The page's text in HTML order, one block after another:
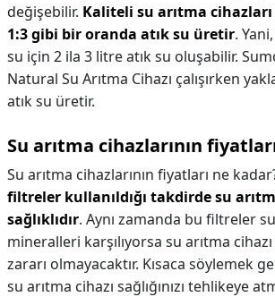
değişebilir. Kaliteli su arıtma
1:3 gibi bir oranda atık su üretir.
su için 2 ila 3 litre atık su oluşabilir.
Natural Su Arıtma Cihazı çalışırken
atık su üretir.
Su arıtma cihazlarının
Su arıtma cihazlarının fiyatları ne
filtreler kullanıldığı takdirde su
sağlıklıdır. Aynı zamanda bu filtreler
mineralleri karşılıyorsa su arıtma
zararı olmayacaktır. Kısaca söylemek
su arıtma cihazı sağlığınızı tehlikeye